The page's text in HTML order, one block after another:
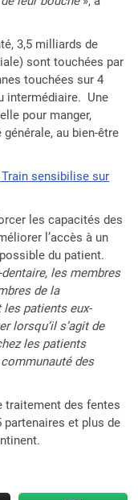
3,5 milliards de
sont touchées par
touchées sur 4
intermédiaire. Une
pour manger,
au bien-être
sensibilise sur
les capacités des
l’accès à un
du patient.
les membres
de la
patients eux-
lorsqu’il s’agit de
les patients
des
traitement des fentes
partenaires et plus de